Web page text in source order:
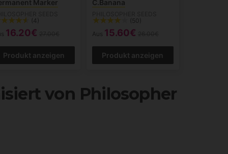
Marker
(4)
16.20€
Produkt anzeigen
C.Banana
(50)
Aus 15.60€
Produkt anzeigen
von Philosopher